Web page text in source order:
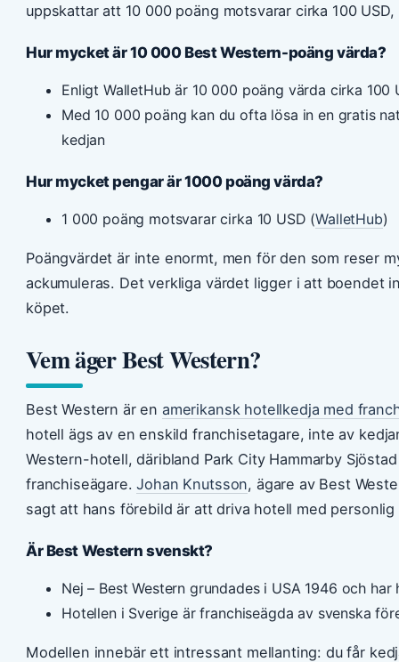
uppskattar att 10 000 poäng motsvarar cirka 100
Hur mycket är 10 000 Best Western-poäng värda?
Enligt WalletHub är 10 000 poäng värda cirka 100
Med 10 000 poäng kan du ofta lösa in en gratis
kedjan
Hur mycket pengar är 1000 poäng värda?
1 000 poäng motsvarar cirka 10 USD (WalletHub)
Poängvärdet är inte enormt, men för den som reser
ackumuleras. Det verkliga värdet ligger i att boendet
köpet.
Vem äger Best Western?
Best Western är en amerikansk hotellkedja med
hotell ägs av en enskild franchisetagare, inte av
Western-hotell, däribland Park City Hammarby
franchiseägare.Johan Knutsson, ägare av Best
sagt att hans förebild är att driva hotell med personlig
Är Best Western svenskt?
Nej – Best Western grundades i USA 1946 och
Hotellen i Sverige är franchiseägda av svenska
Modellen innebär ett intressant mellanting: du får